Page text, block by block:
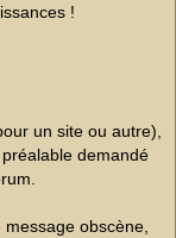
!
un site ou autre),
demandé
obscène,